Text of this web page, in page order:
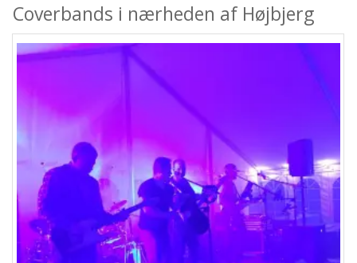
Coverbands i nærheden af Højbjerg